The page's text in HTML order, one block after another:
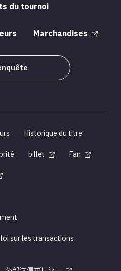
du tournoi
Marchandises
Historique du titre
billet
Fan
sur les transactions